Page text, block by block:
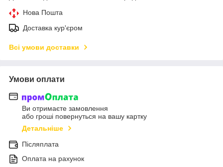
Нова Пошта
Доставка кур'єром
Всі умови доставки
Умови оплати
Ви отримаєте замовлення
або гроші повернуться на вашу картку
Детальніше
Післяплата
Оплата на рахунок